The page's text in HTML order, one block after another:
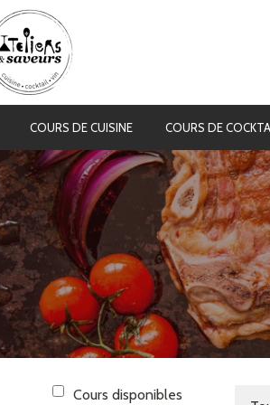
COURS DE CUISINE COURS DE
Cours disponibles